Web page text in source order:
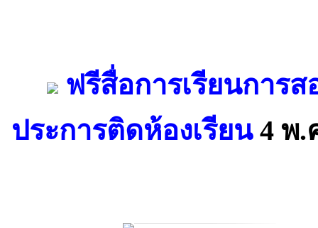
ฟรีสื่อการเรียนการ
ประการติดห้องเรียน4 พ.